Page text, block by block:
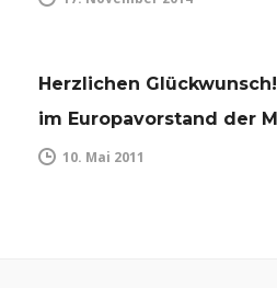
Herzlichen
im Europavorstand der
10. Mai 2011